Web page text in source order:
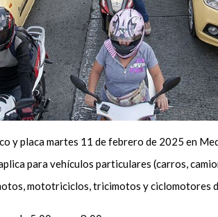
y placa martes 11 de febrero de 2025 en
para vehículos particulares (carros,
mototriciclos, tricimotos y ciclomotores